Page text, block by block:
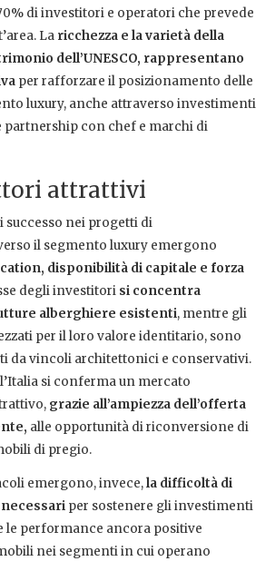
di investitori e operatori che prevede
La ricchezza e la varietà della
dell’UNESCO, rappresentano
per rafforzare il posizionamento delle
luxury, anche attraverso investimenti
partnership con chef e marchi di
attrattivi
successo nei progetti di
il segmento luxury emergono
disponibilità di capitale e forza
degli investitori si concentra
alberghiere esistenti, mentre gli
per il loro valore identitario, sono
da vincoli architettonici e conservativi.
si conferma un mercato
grazie all’ampiezza dell’offerta
alle opportunità di riconversione di
di pregio.
emergono, invece,la difficoltà di
necessari per sostenere gli investimenti
le performance ancora positive
nei segmenti in cui operano